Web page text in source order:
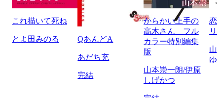
これ描いて死ね
とよ田みのる QあんどA
あだち充
完結
からかい上手の
高木さん フル
カラー特別編集
版
山本崇一朗/伊原
しげかつ
恋
リ
山
ゆ